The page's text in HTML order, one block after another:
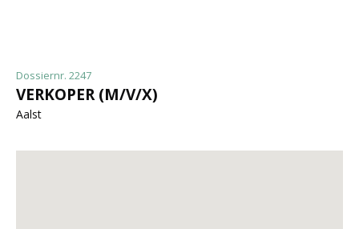
Dossiernr. 2247
VERKOPER (M/V/X)
Aalst